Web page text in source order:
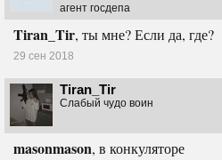
агент госдепа
Tiran_Tir, ты мне? Если да, где?
29 сен 2018
Tiran_Tir
Слабый чудо воин
masonmason, в конкуляторе